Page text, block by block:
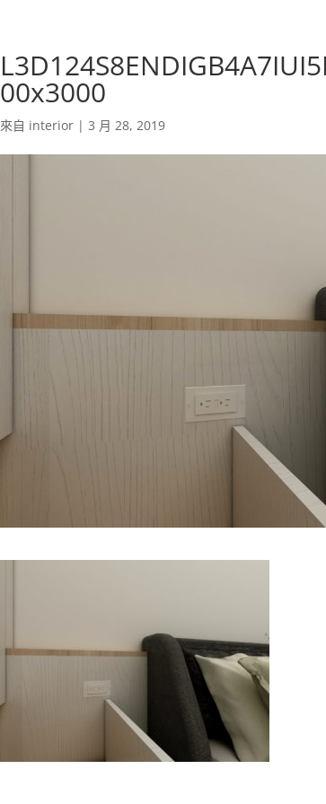
00x3000
來自 interior| 3 月 28, 2019